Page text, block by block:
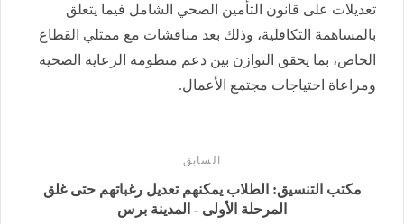
تعديلات على قانون التأمين الصحي الشامل فيما يتعلق
بالمساهمة التكافلية، وذلك بعد مناقشات مع ممثلي القطاع
الخاص، بما يحقق التوازن بين دعم منظومة الرعاية الصحية
ومراعاة احتياجات مجتمع الأعمال.
السابق
مكتب التنسيق: الطلاب يمكنهم تعديل رغباتهم حتى غلق
المرحلة الأولى - المدينة برس